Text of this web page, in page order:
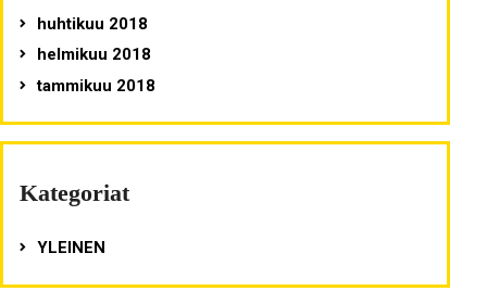
huhtikuu 2018
helmikuu 2018
tammikuu 2018
Kategoriat
YLEINEN